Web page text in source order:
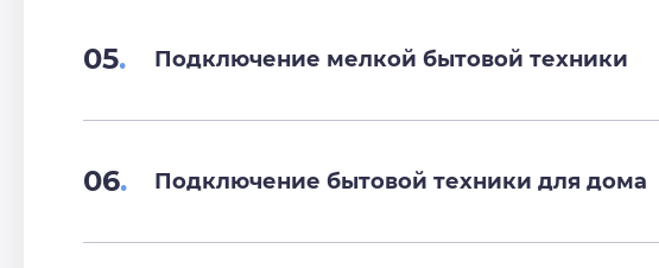
05. Подключение мелкой бытовой техники
06. Подключение бытовой техники для дома